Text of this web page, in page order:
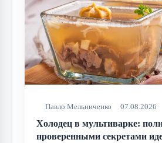
Павло Мельниченко 07.08.2026
Холодец в мультиварке:
проверенными секретами